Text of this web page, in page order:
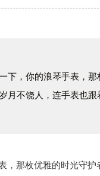
下，你的浪琴手表，
月不饶人，连手表也跟
那枚优雅的时光守护